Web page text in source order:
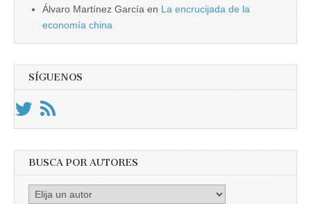
Álvaro Martínez García en La encrucijada de la
economía china
SÍGUENOS
BUSCA POR AUTORES
Busca